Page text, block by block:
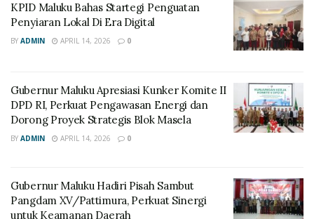
KPID Maluku Bahas Startegi Penguatan
Penyiaran Lokal Di Era Digital
BY ADMIN APRIL 14, 2026 0
Gubernur Maluku Apresiasi Kunker Komite II
DPD RI, Perkuat Pengawasan Energi dan
Dorong Proyek Strategis Blok Masela
BY ADMIN APRIL 14, 2026 0
Gubernur Maluku Hadiri Pisah Sambut
Pangdam XV/Pattimura, Perkuat Sinergi
untuk Keamanan Daerah